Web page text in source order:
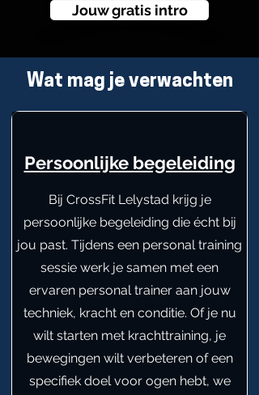
Jouw gratis intro
Wat mag je verwachten
Persoonlijke begeleiding
Bij CrossFit Lelystad krijg je
persoonlijke begeleiding die écht bij
jou past. Tijdens een personal training
sessie werk je samen met een
ervaren personal trainer aan jouw
techniek, kracht en conditie. Of je nu
wilt starten met krachttraining, je
bewegingen wilt verbeteren of een
specifiek doel voor ogen hebt, we